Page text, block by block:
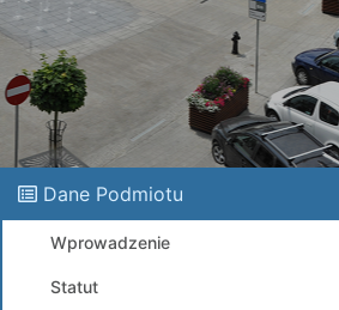
Dane Podmiotu
Wprowadzenie
Statut